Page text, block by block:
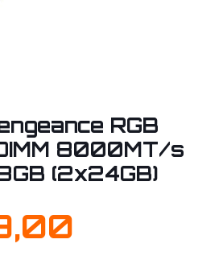
RGB
8000MT/s
(2x24GB)